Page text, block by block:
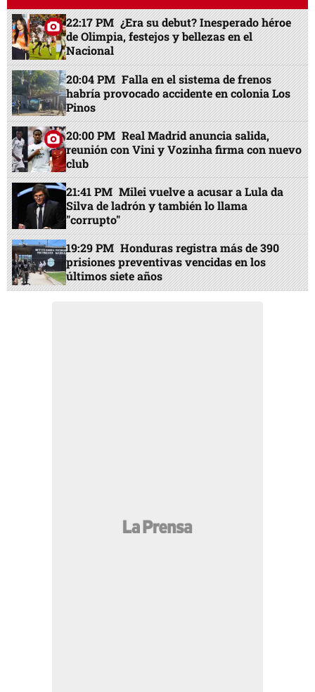
22:17 PM ¿Era su debut? Inesperado héroe
de Olimpia, festejos y bellezas en el
Nacional
20:04 PM Falla en el sistema de frenos
habría provocado accidente en colonia Los
Pinos
20:00 PM Real Madrid anuncia salida,
reunión con Vini y Vozinha firma con nuevo
club
21:41 PM Milei vuelve a acusar a Lula da
Silva de ladrón y también lo llama
"corrupto"
19:29 PM Honduras registra más de 390
prisiones preventivas vencidas en los
últimos siete años